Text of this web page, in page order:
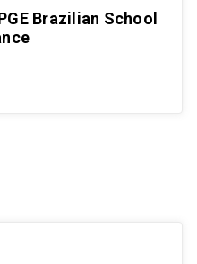
Brazilian School